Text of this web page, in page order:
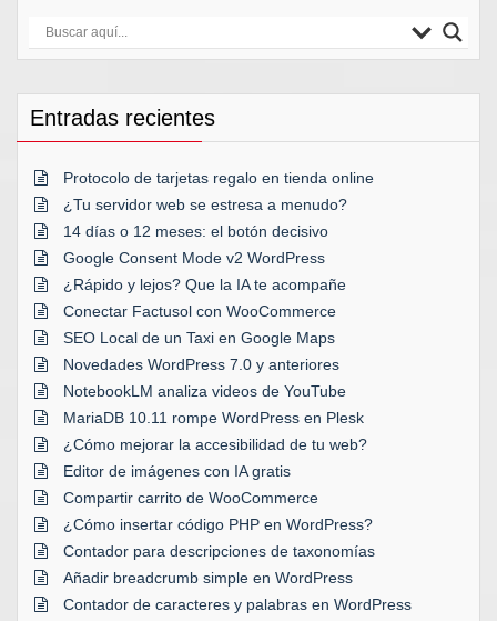
Entradas recientes
Protocolo de tarjetas regalo en tienda online
¿Tu servidor web se estresa a menudo?
14 días o 12 meses: el botón decisivo
Google Consent Mode v2 WordPress
¿Rápido y lejos? Que la IA te acompañe
Conectar Factusol con WooCommerce
SEO Local de un Taxi en Google Maps
Novedades WordPress 7.0 y anteriores
NotebookLM analiza videos de YouTube
MariaDB 10.11 rompe WordPress en Plesk
¿Cómo mejorar la accesibilidad de tu web?
Editor de imágenes con IA gratis
Compartir carrito de WooCommerce
¿Cómo insertar código PHP en WordPress?
Contador para descripciones de taxonomías
Añadir breadcrumb simple en WordPress
Contador de caracteres y palabras en WordPress